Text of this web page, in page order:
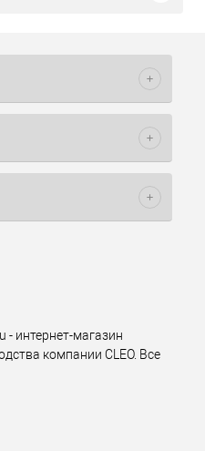
- интернет-магазин
компании CLEO. Все